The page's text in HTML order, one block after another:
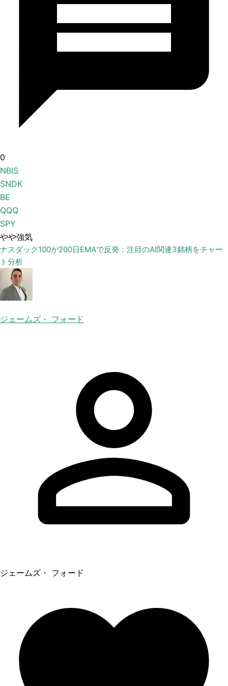
0
NBIS
SNDK
BE
QQQ
SPY
やや強気
ナスダック100が200日EMAで反発：注目のAI関連3銘柄をチャー
ト分析
ジェームズ・ フォード
ジェームズ・ フォード